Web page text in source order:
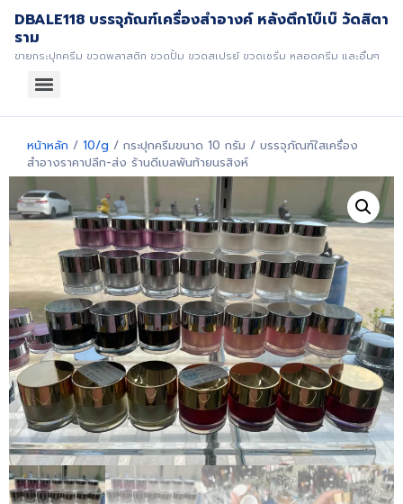
DBALE118 บรรจุภัณฑ์เครื่องสำอางค์ หลังตึกโบ๊เบ๊ วัดสิตา
ราม
ขายกระปุกครีม ขวดพลาสติก ขวดปั้ม ขวดสเปรย์ ขวดเซรั่ม หลอดครีม และอื่นๆ
หน้าหลัก / 10/g / กระปุกครีมขนาด 10 กรัม / บรรจุภัณฑ์ใสเครื่อง
สำอางราคาปลีก-ส่ง ร้านดีเบลพันท้ายนรสิงห์